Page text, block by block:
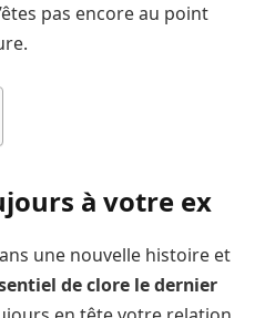
pas encore au point
à votre ex
une nouvelle histoire et
de clore le dernier